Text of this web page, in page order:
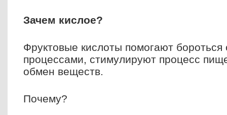
Зачем кислое?
Фруктовые кислоты помогают бороться
процессами, стимулируют процесс
обмен веществ.
Почему?